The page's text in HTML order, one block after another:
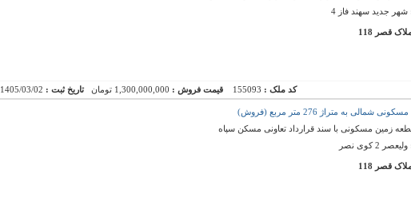
شهر جدید سهند فاز 4
قصر 118
کد ملک : 155093 قیمت فروش : 1,300,000,000 تومان تاریخ ثبت : 1405/03/02
شمالی به متراژ 276 متر مربع (فروش)
زمین مسکونی با سند قرارداد تعاونی مسکن سپاه
ولیعصر 2 کوی نصر
قصر 118